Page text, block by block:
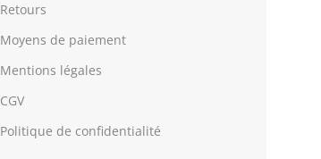
Retours
Moyens de paiement
Mentions légales
CGV
Politique de confidentialité